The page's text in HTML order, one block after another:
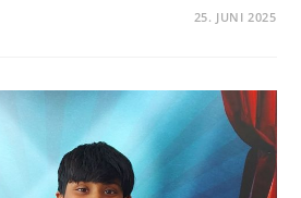
25. JUNI 2025